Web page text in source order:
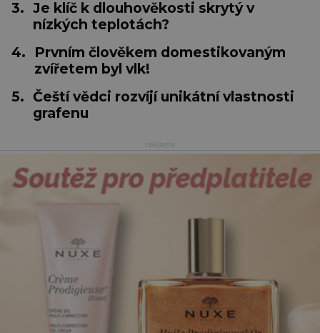
3. Je klíč k dlouhověkosti skrytý v
nízkých teplotách?
4.
Prvním člověkem domestikovaným
zvířetem byl vlk!
5. Čeští vědci rozvíjí unikátní vlastnosti
grafenu